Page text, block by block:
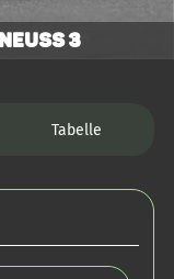
3
Tabelle